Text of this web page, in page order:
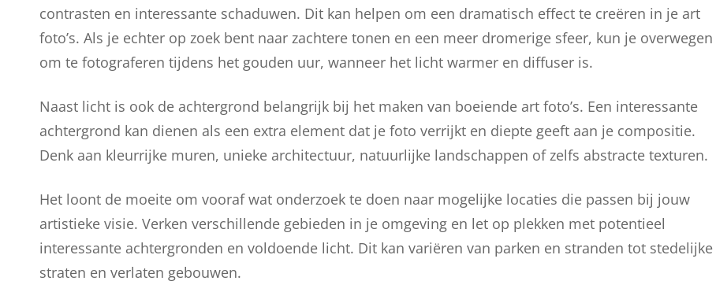
contrasten en interessante schaduwen. Dit kan helpen om een dramatisch effect te creëren in je art
foto’s. Als je echter op zoek bent naar zachtere tonen en een meer dromerige sfeer, kun je overwegen
om te fotograferen tijdens het gouden uur, wanneer het licht warmer en diffuser is.
Naast licht is ook de achtergrond belangrijk bij het maken van boeiende art foto’s. Een interessante
achtergrond kan dienen als een extra element dat je foto verrijkt en diepte geeft aan je compositie.
Denk aan kleurrijke muren, unieke architectuur, natuurlijke landschappen of zelfs abstracte texturen.
Het loont de moeite om vooraf wat onderzoek te doen naar mogelijke locaties die passen bij jouw
artistieke visie. Verken verschillende gebieden in je omgeving en let op plekken met potentieel
interessante achtergronden en voldoende licht. Dit kan variëren van parken en stranden tot stedelijke
straten en verlaten gebouwen.